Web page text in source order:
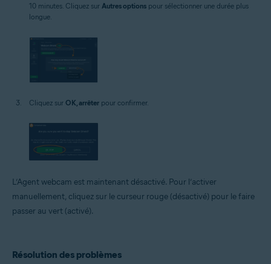
10 minutes. Cliquez sur Autres options pour sélectionner une durée plus
longue.
Cliquez sur OK, arrêter pour confirmer.
L’Agent webcam est maintenant désactivé. Pour l’activer
manuellement, cliquez sur le curseur rouge (désactivé) pour le faire
passer au vert (activé).
Résolution des problèmes